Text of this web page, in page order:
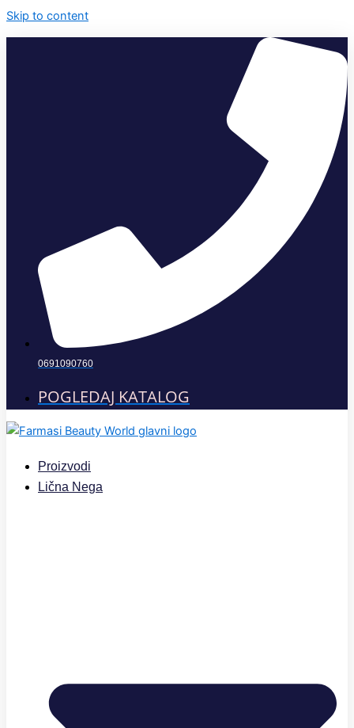
Skip to content
0691090760
POGLEDAJ KATALOG
Proizvodi
Lična Nega